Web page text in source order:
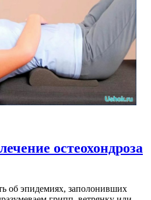
остеохондроза
об эпидемиях, заполонивших